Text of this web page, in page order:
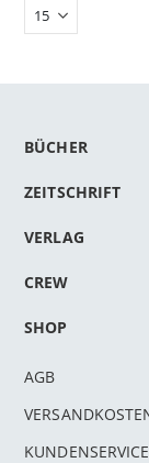
BÜCHER
ZEITSCHRIFT
VERLAG
CREW
SHOP
AGB
KUNDENSERVICE